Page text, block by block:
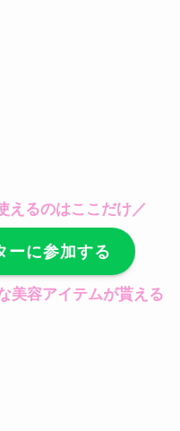
えるのはここだけ／
ーに参加する
美容アイテムが貰える